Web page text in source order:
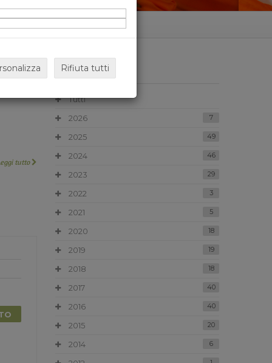
tutto
ARCHIVIO
Tutti
2026
7
2025 49
2024 46
2023 29
2022 3
2021 5
2020 18
2019 19
2018 18
2017 40
2016 40
2015 20
2014 6
Rifiuta tutti